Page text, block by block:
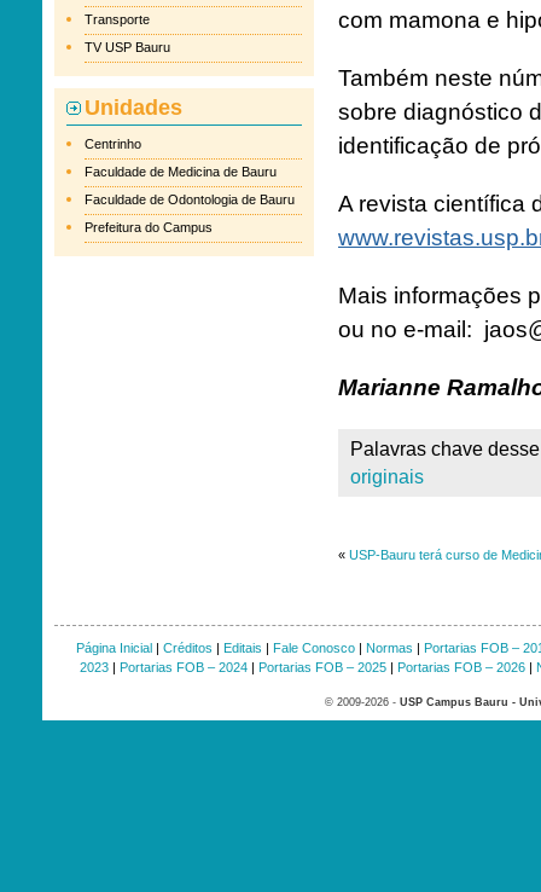
Transporte
TV USP Bauru
Unidades
Centrinho
Faculdade de Medicina de Bauru
Faculdade de Odontologia de Bauru
Prefeitura do Campus
com mamona e
Também neste
sobre diagnóstico
identificação de
A revista científica
Mais informações
ou no e-mail:
Marianne
Palavras chave
originais
« USP-Bauru terá curso de
Página Inicial| Créditos | Editais | Fale Conosco| Normas | Portarias FOB –
2023| Portarias FOB – 2024| Portarias FOB – 2025| Portarias FOB – 2026|
© 2009-2026 - USP Campus Bauru -